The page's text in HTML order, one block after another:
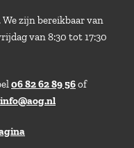
zijn bereikbaar van
van 8:30 tot 17:30
06 82 62 89 56of
info@aog.nl